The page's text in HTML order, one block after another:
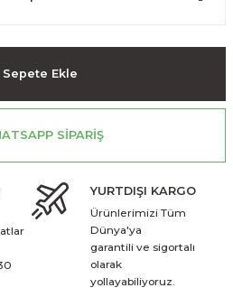
Sepete Ekle
SİPARİŞ
YURTDIŞI KARGO
Ürünlerimizi Tüm
Dünya'ya
garantili ve sigortalı
olarak
yollayabiliyoruz.